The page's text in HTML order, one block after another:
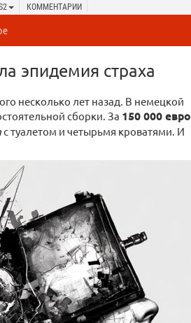
КОММЕНТАРИИ
эпидемия страха
несколько лет назад. В немецкой
сборки. За 150 000 евро
с туалетом и четырьмя кроватями. И